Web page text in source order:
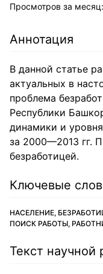
Просмотров за месяц:
Аннотация
В данной статье
актуальных в
проблема
Республики
динамики и
за 2000—2013 гг.
безработицей.
Ключевые
НАСЕЛЕНИЕ,
ПОИСК РАБОТЫ,
Текст научной